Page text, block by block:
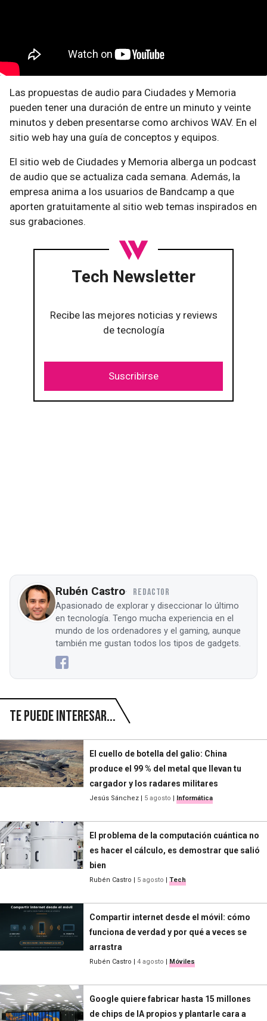
Las propuestas de audio para Ciudades y Memoria
pueden tener una duración de entre un minuto y veinte
minutos y deben presentarse como archivos WAV. En el
sitio web hay una guía de conceptos y equipos.
El sitio web de Ciudades y Memoria alberga un podcast
de audio que se actualiza cada semana. Además, la
empresa anima a los usuarios de Bandcamp a que
aporten gratuitamente al sitio web temas inspirados en
sus grabaciones.
Tech Newsletter
Recibe las mejores noticias y reviews
de tecnología
Suscribirse
Rubén Castro REDACTOR
Apasionado de explorar y diseccionar lo último
en tecnología. Tengo mucha experiencia en el
mundo de los ordenadores y el gaming, aunque
también me gustan todos los tipos de gadgets.
Te puede interesar...
El cuello de botella del galio: China
produce el 99 % del metal que llevan tu
cargador y los radares militares
Jesús Sánchez | 5 agosto | Informática
El problema de la computación cuántica no
es hacer el cálculo, es demostrar que salió
bien
Rubén Castro | 5 agosto | Tech
Compartir internet desde el móvil: cómo
funciona de verdad y por qué a veces se
arrastra
Rubén Castro | 4 agosto | Móviles
Google quiere fabricar hasta 15 millones
de chips de IA propios y plantarle cara a